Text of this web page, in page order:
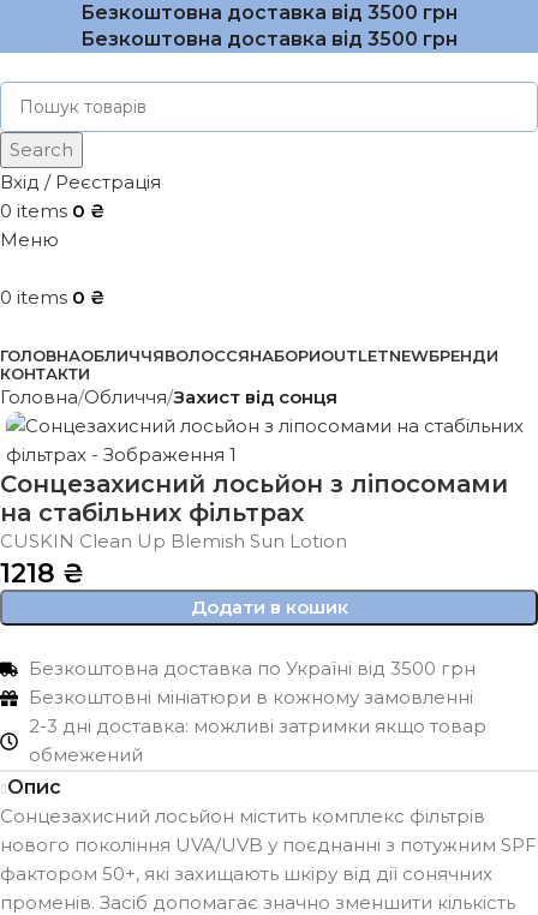
Безкоштовна доставка від 3500 грн
Безкоштовна доставка від 3500 грн
Search
Вхід / Реєстрація
0 items 0 ₴
Меню
0 items 0 ₴
ГОЛОВНАОБЛИЧЧЯВОЛОССЯНАБОРИOUTLETNEWБРЕНДИ
КОНТАКТИ
Головна Обличчя Захист від сонця
Сонцезахисний лосьйон з ліпосомами
на стабільних фільтрах
CUSKIN Clean Up Blemish Sun Lotion
1218 ₴
Додати в кошик
Безкоштовна доставка по Україні від 3500 грн
Безкоштовні мініатюри в кожному замовленні
2-3 дні доставка: можливі затримки якщо товар
обмежений
Опис
Сонцезахисний лосьйон містить комплекс фільтрів
нового покоління UVA/UVB у поєднанні з потужним SPF
фактором 50+, які захищають шкіру від дії сонячних
променів. Засіб допомагає значно зменшити кількість